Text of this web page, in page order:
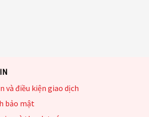
và điều kiện giao dịch
bảo mật